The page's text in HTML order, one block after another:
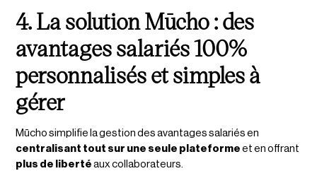
4. La solution Mūcho : des
avantages salariés 100%
personnalisés et simples à
gérer
Mūcho simplifie la gestion des avantages salariés en
centralisant tout sur une seule plateforme et en offrant
plus de liberté aux collaborateurs.